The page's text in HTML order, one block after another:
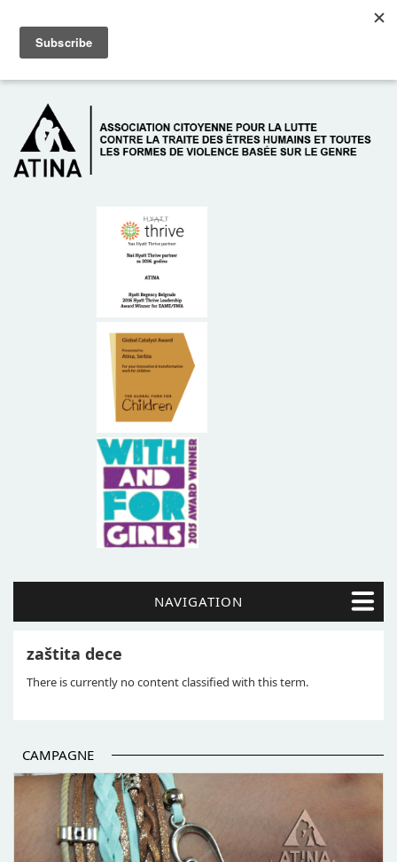
À PROPOS DE NOUS
NAVIGATION
zaštita dece
There is currently no content classified with this term.
CAMPAGNE